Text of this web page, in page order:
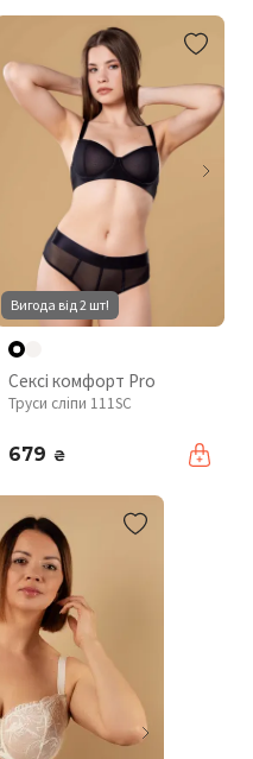
Вигода від 2 шт!
Сексі комфорт Pro
Труси сліпи 111SC
679 ₴